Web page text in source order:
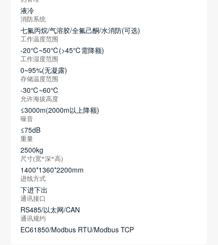
液冷
消防系统
七氟丙烷/气溶胶/全氟己酮/水消防(可选)
工作温度范围
-20℃~50℃(>45℃需降额)
工作湿度范围
0~95%(无凝露)
存储温度范围
-30℃~60℃
允许海拔高度
≤3000m(2000m以上降额)
噪音
≤75dB
重量
2500kg
尺寸(宽*深*高)
1400*1360*2200mm
进线方式
下进下出
通讯接口
RS485/以太网/CAN
通讯规约
EC61850/Modbus RTU/Modbus TCP